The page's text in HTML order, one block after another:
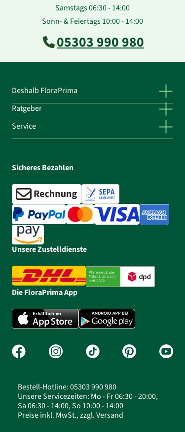
Samstags 06:30 - 14:00
Sonn- & Feiertags 10:00 - 14:00
05303 990 980
Deshalb FloraPrima
Ratgeber
Service
Sicheres Bezahlen
Unsere Zustelldienste
Die FloraPrima App
Bestell-Hotline: 05303 990 980
Unsere Servicezeiten: Mo - Fr 06:30 - 20:00,
Sa 06:30 - 14:00, So 10:00 - 14:00
Preise inkl. MwSt., zzgl. Versand